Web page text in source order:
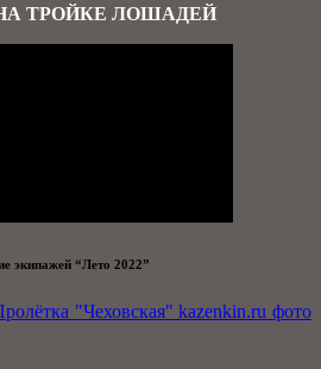
ТРОЙКЕ ЛОШАДЕЙ
экипажей “Лето 2022”